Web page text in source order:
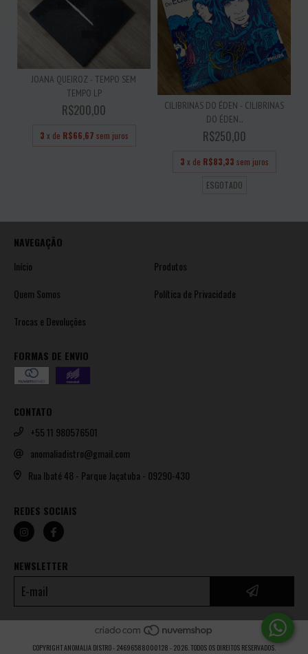
JOANA QUEIROZ - TEMPO SEM
TEMPO LP
R$200,00
3 x de R$66,67 sem juros
CILIBRINAS DO ÉDEN - CILIBRINAS
DO ÉDEN...
R$250,00
3 x de R$83,33 sem juros
ESGOTADO
NAVEGAÇÃO
Início
Produtos
Quem Somos
Política de Privacidade
Trocas e Devoluções
FORMAS DE ENVIO
CONTATO
+55 11 980576501
anomaliadistro@gmail.com
Rua Ibaté 48 - Parque Jaçatuba - 09290-430
REDES SOCIAIS
NEWSLETTER
COPYRIGHT ANOMALIA DISTRO - 24696588000128 - 2026. TODOS OS DIREITOS RESERVADOS.